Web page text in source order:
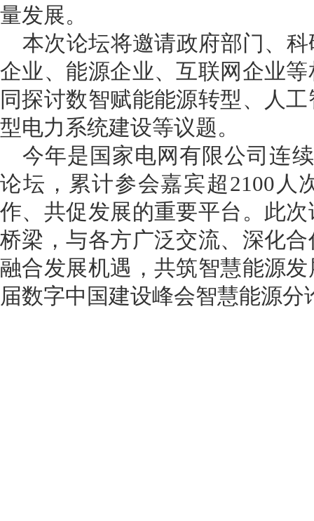
量发展。
本次论坛将邀请政府部门、
企业、能源企业、互联网企业
同探讨数智赋能能源转型、人
型电力系统建设等议题。
今年是国家电网有限公司连
论坛，累计参会嘉宾超2100人
作、共促发展的重要平台。此
桥梁，与各方广泛交流、深化
融合发展机遇，共筑智慧能源
届数字中国建设峰会智慧能源分